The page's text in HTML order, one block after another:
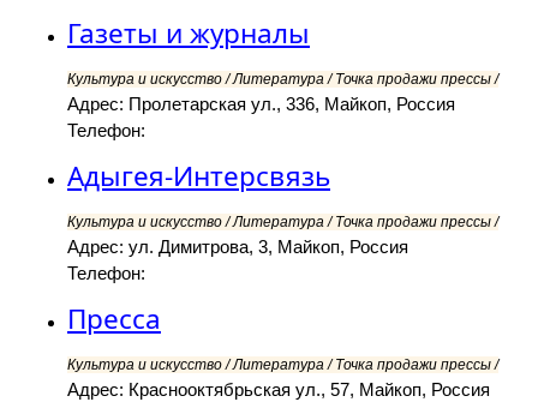
Газеты и журналы
Культура и искусство / Литература / Точка продажи прессы /
Адрес: Пролетарская ул., 336, Майкоп, Россия
Телефон:
Адыгея-Интерсвязь
Культура и искусство / Литература / Точка продажи прессы /
Адрес: ул. Димитрова, 3, Майкоп, Россия
Телефон:
Пресса
Культура и искусство / Литература / Точка продажи прессы /
Адрес: Краснооктябрьская ул., 57, Майкоп, Россия